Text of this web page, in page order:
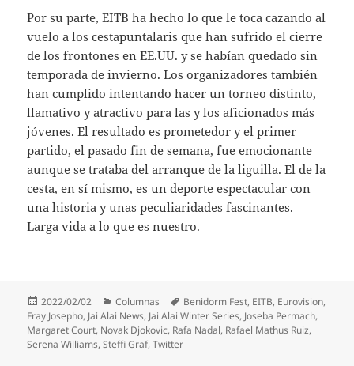
Por su parte, EITB ha hecho lo que le toca cazando al
vuelo a los cestapuntalaris que han sufrido el cierre
de los frontones en EE.UU. y se habían quedado sin
temporada de invierno. Los organizadores también
han cumplido intentando hacer un torneo distinto,
llamativo y atractivo para las y los aficionados más
jóvenes. El resultado es prometedor y el primer
partido, el pasado fin de semana, fue emocionante
aunque se trataba del arranque de la liguilla. El de la
cesta, en sí mismo, es un deporte espectacular con
una historia y unas peculiaridades fascinantes.
Larga vida a lo que es nuestro.
Publicado
el
2022/02/02 Categorías
Columnas Etiquetas
Benidorm Fest, EITB, Eurovision,
Fray Josepho, Jai Alai News, Jai Alai Winter Series, Joseba Permach,
Margaret Court, Novak Djokovic, Rafa Nadal, Rafael Mathus Ruiz,
Serena Williams,Steffi Graf,Twitter